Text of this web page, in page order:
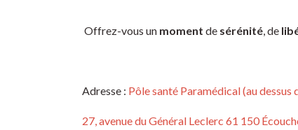
Offrez-vous un moment de sérénité, de
Adresse : Pôle santé Paramédical (au dessus
27, avenue du Général Leclerc 61 150